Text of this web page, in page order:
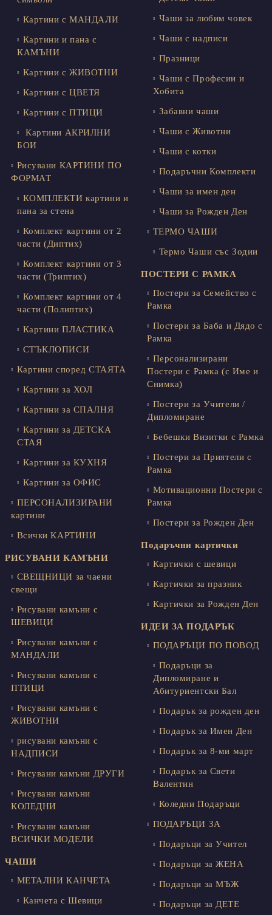
Картини с МАНДАЛИ
Картини и пана с
КАМЪНИ
Картини с ЖИВОТНИ
Картини с ЦВЕТЯ
Картини с ПТИЦИ
Картини АКРИЛНИ
БОИ
Рисувани КАРТИНИ ПО
ФОРМАТ
КОМПЛЕКТИ картини и
пана за стена
Комплект картини от 2
части (Диптих)
Комплект картини от 3
части (Триптих)
Комплект картини от 4
части (Полиптих)
Картини ПЛАСТИКА
СТЪКЛОПИСИ
Картини според СТАЯТА
Картини за ХОЛ
Картини за СПАЛНЯ
Картини за ДЕТСКА
СТАЯ
Картини за КУХНЯ
Картини за ОФИС
ПЕРСОНАЛИЗИРАНИ
картини
Всички КАРТИНИ
РИСУВАНИ КАМЪНИ
СВЕЩНИЦИ за чаени
свещи
Рисувани камъни с
ШЕВИЦИ
Рисувани камъни с
МАНДАЛИ
Рисувани камъни с
ПТИЦИ
Рисувани камъни с
ЖИВОТНИ
рисувани камъни с
НАДПИСИ
Рисувани камъни ДРУГИ
Рисувани камъни
КОЛЕДНИ
Рисувани камъни
ВСИЧКИ МОДЕЛИ
ЧАШИ
МЕТАЛНИ КАНЧЕТА
Канчета с Шевици
Чаши за любим човек
Чаши с надписи
Празници
Чаши с Професии и
Хобита
Забавни чаши
Чаши с Животни
Чаши с котки
Подаръчни Комплекти
Чаши за имен ден
Чаши за Рожден Ден
ТЕРМО ЧАШИ
Термо Чаши със Зодии
ПОСТЕРИ С РАМКА
Постери за Семейство с
Рамка
Постери за Баба и Дядо с
Рамка
Персонализирани
Постери с Рамка (с Име и
Снимка)
Постери за Учители /
Дипломиране
Бебешки Визитки с Рамка
Постери за Приятели с
Рамка
Мотивационни Постери с
Рамка
Постери за Рожден Ден
Подаръчни картички
Картички с шевици
Картички за празник
Картички за Рожден Ден
ИДЕИ ЗА ПОДАРЪК
ПОДАРЪЦИ ПО ПОВОД
Подаръци за
Дипломиране и
Абитуриентски Бал
Подарък за рожден ден
Подарък за Имен Ден
Подарък за 8-ми март
Подарък за Свети
Валентин
Коледни Подаръци
ПОДАРЪЦИ ЗА
Подаръци за Учител
Подаръци за ЖЕНА
Подаръци за МЪЖ
Подаръци за ДЕТЕ